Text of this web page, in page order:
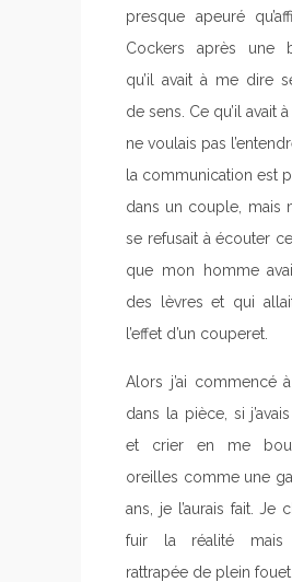
presque apeuré
Cockers après une
qu’il avait à me dire
de sens. Ce qu’il avait
ne voulais pas
la communication est
dans un couple, mais
se refusait à écouter
que mon homme
des lèvres et qui
l’effet d’un couperet.
Alors j’ai commencé
dans la pièce, si
et crier en me
oreilles comme une
ans, je l’aurais fait. Je
fuir la réalité mais
rattrapée de plein